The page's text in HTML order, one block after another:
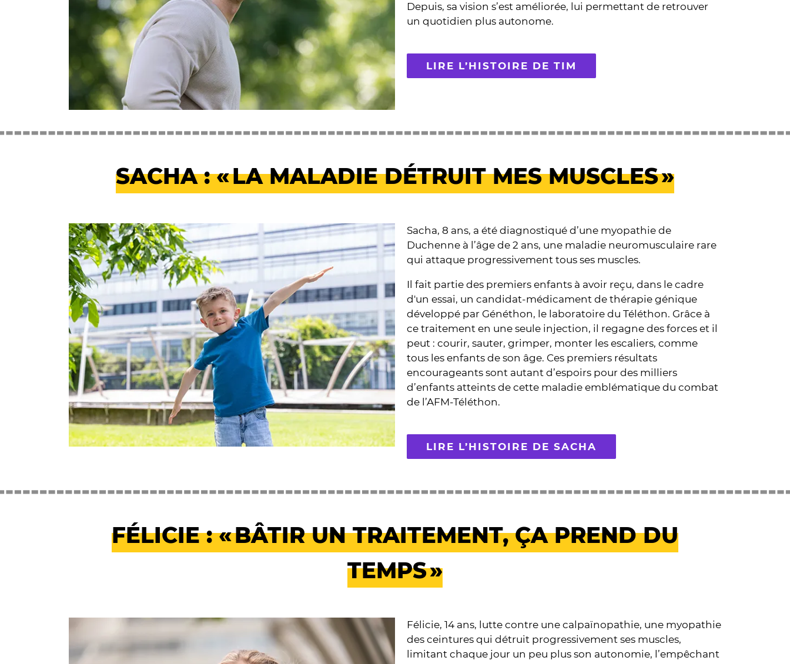
Depuis, sa vision s’est améliorée, lui permettant de retrouver
un quotidien plus autonome.
LIRE L’HISTOIRE DE TIM
SACHA : « LA MALADIE DÉTRUIT MES MUSCLES »
Sacha, 8 ans, a été diagnostiqué d’une myopathie de
Duchenne à l’âge de 2 ans, une maladie neuromusculaire rare
qui attaque progressivement tous ses muscles.
Il fait partie des premiers enfants à avoir reçu, dans le cadre
d'un essai, un candidat-médicament de thérapie génique
développé par Généthon, le laboratoire du Téléthon. Grâce à
ce traitement en une seule injection, il regagne des forces et il
peut : courir, sauter, grimper, monter les escaliers, comme
tous les enfants de son âge. Ces premiers résultats
encourageants sont autant d’espoirs pour des milliers
d’enfants atteints de cette maladie emblématique du combat
de l’AFM-Téléthon.
LIRE L’HISTOIRE DE SACHA
FÉLICIE : « BÂTIR UN TRAITEMENT, ÇA PREND DU
TEMPS »
Félicie, 14 ans, lutte contre une calpaïnopathie, une myopathie
des ceintures qui détruit progressivement ses muscles,
limitant chaque jour un peu plus son autonomie, l’empêchant